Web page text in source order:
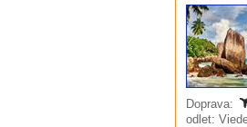
Doprava:
odlet: